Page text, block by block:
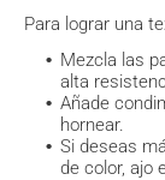
Para lograr una
Mezcla las
alta
Añade
hornear.
Si deseas
de color, ajo